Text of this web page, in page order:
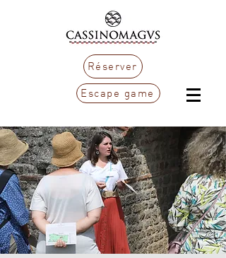
Réserver
Escape game